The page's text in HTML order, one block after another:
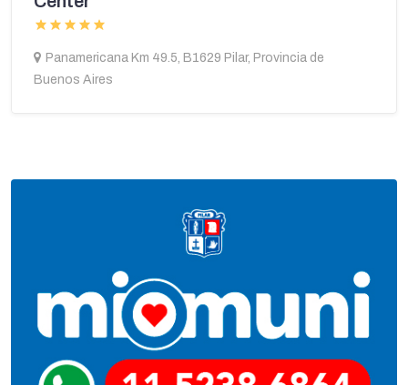
Panamericana Km 49.5, B1629 Pilar, Provincia de
Buenos Aires